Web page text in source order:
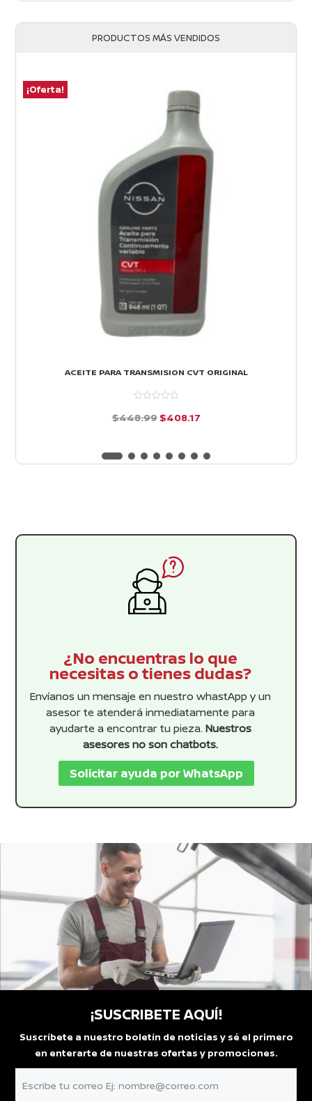
$1,960.61.$1,725.33.
PRODUCTOS MÁS VENDIDOS
¡Oferta!
ACEITE PARA TRANSMISION CVT ORIGINAL
5
$448.99 El
original
$408.17El
actual
¿No encuentras lo que
necesitas o tienes dudas?
Envíanos un mensaje en nuestro whastApp y un
asesor te atenderá inmediatamente para
ayudarte a encontrar tu pieza. Nuestros
asesores no son chatbots.
Solicitar ayuda por WhatsApp
¡SUSCRIBETE AQUÍ!
Suscríbete a nuestro boletín de noticias y sé el primero
en enterarte de nuestras ofertas y promociones.